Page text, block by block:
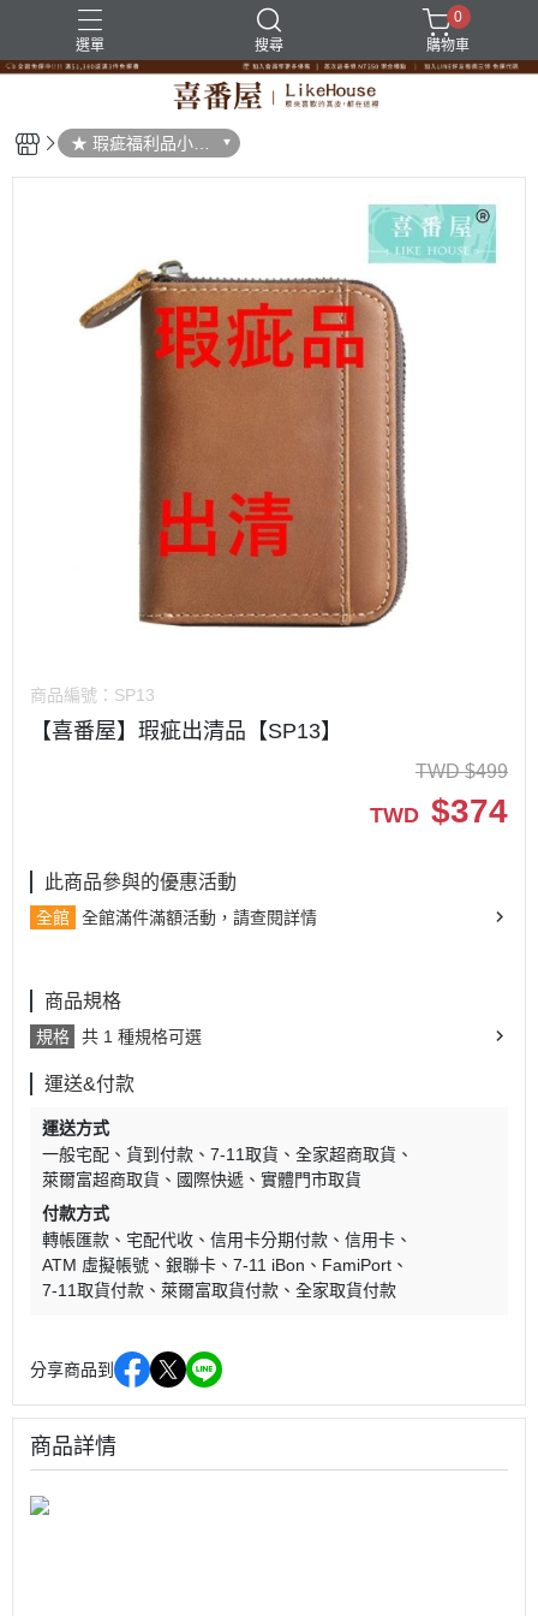
選單 搜尋
0
購物車
★ 瑕疵福利品小傷
大折扣★
商品編號： SP13
【喜番屋】瑕疵出清品【SP13】
TWD $499
TWD $374
此商品參與的優惠活動
全館 全館滿件滿額活動，請查閱詳情
商品規格
規格 共 1 種規格可選
運送&付款
運送方式
一般宅配
貨到付款 7-11取貨
全家超商取貨
萊爾富超商取貨
國際快遞
實體門市取貨
付款方式
轉帳匯款
宅配代收 信用卡分期付款
信用卡
ATM 虛擬帳號
銀聯卡 7-11 iBon
FamiPort
7-11取貨付款
萊爾富取貨付款 全家取貨付款
分享商品到
商品詳情